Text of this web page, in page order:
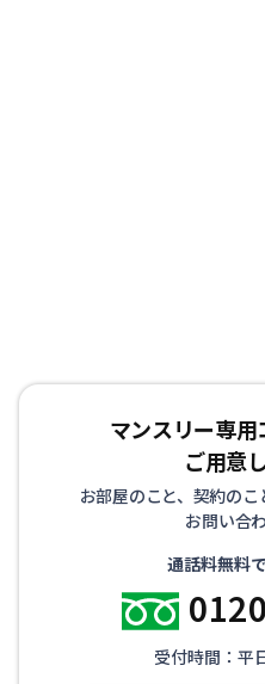
マンスリー専
ご用意
お部屋のこと、契約の
お問い合
通話料無料
受付時間：